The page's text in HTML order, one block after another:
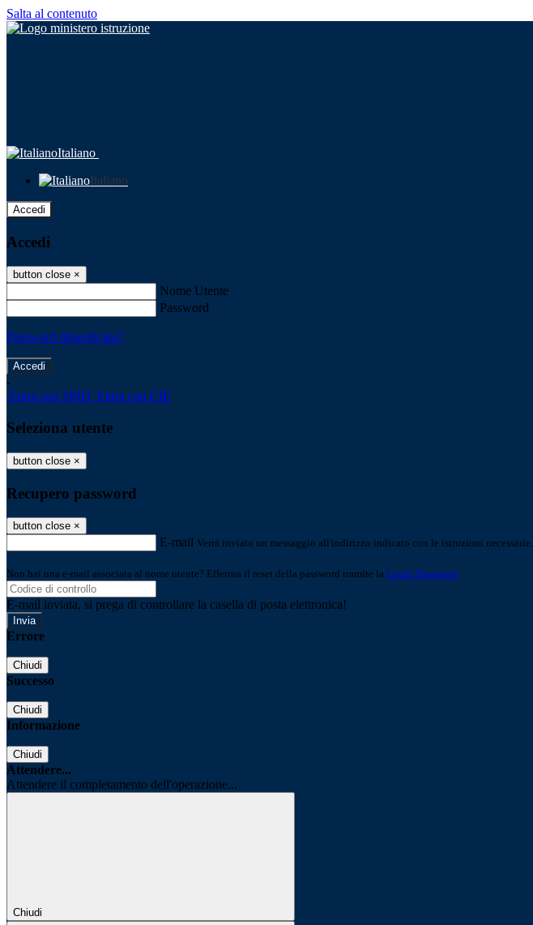
Salta al contenuto
Italiano
Italiano
Accedi
Accedi
button close ×
Nome Utente
Password
Password dimenticata?
-
Entra con SPID Entra con CIE
Seleziona utente
button close ×
Recupero password
button close ×
E-mail Verrà inviato un messaggio all'indirizzo indicato con le istruzioni necessarie.
Non hai una e-mail associata al nome utente? Effettua il reset della password tramite la Login Spaggiari
E-mail inviata, si prega di controllare la casella di posta elettronica!
Errore
Chiudi
Successo
Chiudi
Informazione
Chiudi
Attendere...
Attendere il completamento dell'operazione...
Chiudi